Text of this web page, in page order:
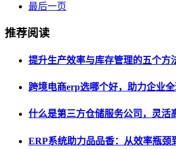
最后一页
推荐阅读
提升生产效率与库存管理的五个方
跨境电商erp选哪个好，助力企业
什么是第三方仓储服务公司，灵活
ERP系统助力品品香：从效率瓶颈